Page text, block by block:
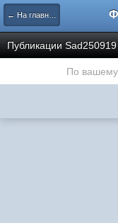
← На главную
Публикации Sad250919
По вашему